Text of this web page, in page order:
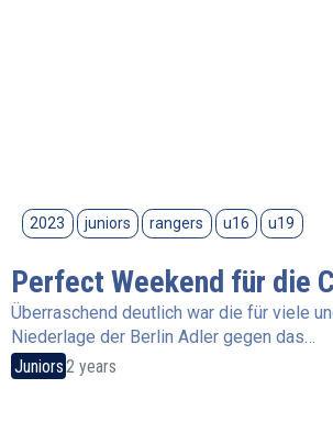
2023 juniors rangers u16 u19
Perfect Weekend für die
Überraschend deutlich war die für viele
Niederlage der Berlin Adler gegen das…
Juniors2 years